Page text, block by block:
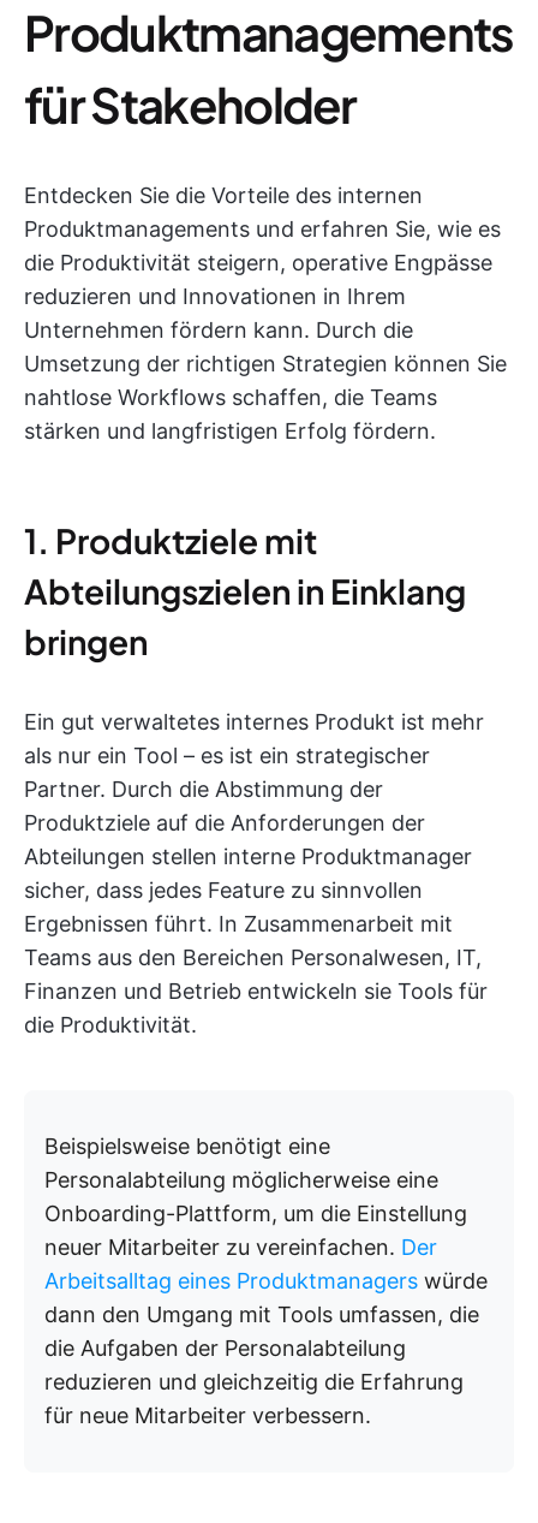
Produktmanagements
für Stakeholder
Entdecken Sie die Vorteile des internen
Produktmanagements und erfahren Sie, wie es
die Produktivität steigern, operative Engpässe
reduzieren und Innovationen in Ihrem
Unternehmen fördern kann. Durch die
Umsetzung der richtigen Strategien können Sie
nahtlose Workflows schaffen, die Teams
stärken und langfristigen Erfolg fördern.
1. Produktziele mit
Abteilungszielen in Einklang
bringen
Ein gut verwaltetes internes Produkt ist mehr
als nur ein Tool – es ist ein strategischer
Partner. Durch die Abstimmung der
Produktziele auf die Anforderungen der
Abteilungen stellen interne Produktmanager
sicher, dass jedes Feature zu sinnvollen
Ergebnissen führt. In Zusammenarbeit mit
Teams aus den Bereichen Personalwesen, IT,
Finanzen und Betrieb entwickeln sie Tools für
die Produktivität.
Beispielsweise benötigt eine
Personalabteilung möglicherweise eine
Onboarding-Plattform, um die Einstellung
neuer Mitarbeiter zu vereinfachen. Der
Arbeitsalltag eines Produktmanagers würde
dann den Umgang mit Tools umfassen, die
die Aufgaben der Personalabteilung
reduzieren und gleichzeitig die Erfahrung
für neue Mitarbeiter verbessern.